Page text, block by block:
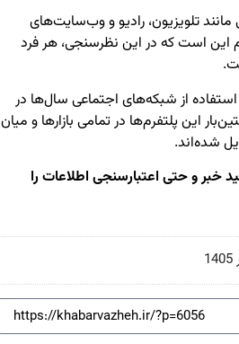
تلویزیون، رادیو و وب‌سایت‌های
این است که در این نظرسنجی، هر فرد
از شبکه‌های اجتماعی سال‌ها در
این پلتفرم‌ها در تمامی بازارها و میان
شده‌اند.
خبر و حتی اعتبارسنجی اطلاعات را